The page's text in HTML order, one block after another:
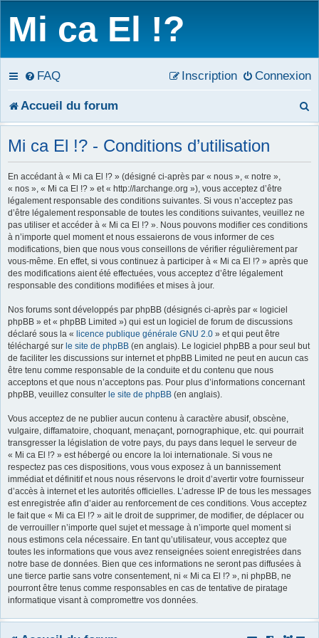
Mi ca El !?
FAQ Connexion
Inscription
Accueil du forum
e
Mi ca El !? - Conditions d’utilisation
En accédant à « Mi ca El !? » (désigné ci-après par « nous », « notre »,
« nos », « Mi ca El !? » et « http://larchange.org »), vous acceptez d’être
légalement responsable des conditions suivantes. Si vous n’acceptez pas
d’être légalement responsable de toutes les conditions suivantes, veuillez ne
pas utiliser et accéder à « Mi ca El !? ». Nous pouvons modifier ces conditions
à n’importe quel moment et nous essaierons de vous informer de ces
modifications, bien que nous vous conseillons de vérifier régulièrement par
vous-même. En effet, si vous continuez à participer à « Mi ca El !? » après que
des modifications aient été effectuées, vous acceptez d’être légalement
responsable des conditions modifiées et mises à jour.
Nos forums sont développés par phpBB (désignés ci-après par « logiciel
phpBB » et « phpBB Limited ») qui est un logiciel de forum de discussions
déclaré sous la « licence publique générale GNU 2.0 » et qui peut être
téléchargé sur le site de phpBB (en anglais). Le logiciel phpBB a pour seul but
de faciliter les discussions sur internet et phpBB Limited ne peut en aucun cas
être tenu comme responsable de la conduite et du contenu que nous
acceptons et que nous n’acceptons pas. Pour plus d’informations concernant
phpBB, veuillez consulter le site de phpBB (en anglais).
Vous acceptez de ne publier aucun contenu à caractère abusif, obscène,
vulgaire, diffamatoire, choquant, menaçant, pornographique, etc. qui pourrait
transgresser la législation de votre pays, du pays dans lequel le serveur de
« Mi ca El !? » est hébergé ou encore la loi internationale. Si vous ne
respectez pas ces dispositions, vous vous exposez à un bannissement
immédiat et définitif et nous nous réservons le droit d’avertir votre fournisseur
d’accès à internet et les autorités officielles. L’adresse IP de tous les messages
est enregistrée afin d’aider au renforcement de ces conditions. Vous acceptez
le fait que « Mi ca El !? » ait le droit de supprimer, de modifier, de déplacer ou
de verrouiller n’importe quel sujet et message à n’importe quel moment si
nous estimons cela nécessaire. En tant qu’utilisateur, vous acceptez que
toutes les informations que vous avez renseignées soient enregistrées dans
notre base de données. Bien que ces informations ne seront pas diffusées à
une tierce partie sans votre consentement, ni « Mi ca El !? », ni phpBB, ne
pourront être tenus comme responsables en cas de tentative de piratage
informatique visant à compromettre vos données.